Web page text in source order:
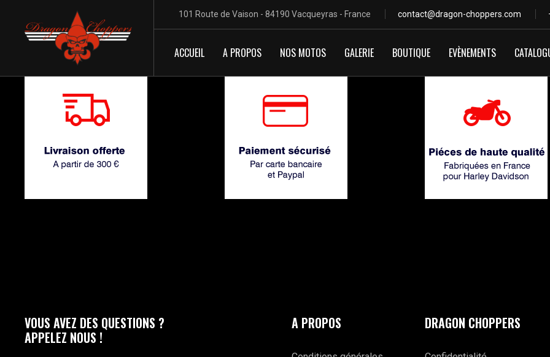
101 Route de Vaison - 84190 Vacqueyras - France contact@dragon-choppers.com
ACCUEIL A PROPOS NOS MOTOS GALERIE BOUTIQUE EVÈNEMENTS
VOUS AVEZ DES QUESTIONS ?
APPELEZ NOUS !
A PROPOS DRAGON CHOPPERS